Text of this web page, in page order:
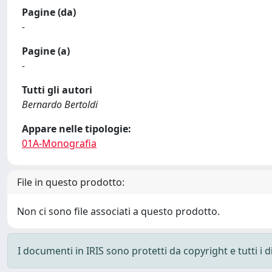
Pagine (da)
-
Pagine (a)
-
Tutti gli autori
Bernardo Bertoldi
Appare nelle tipologie:
01A-Monografia
File in questo prodotto:
Non ci sono file associati a questo prodotto.
I documenti in IRIS sono protetti da copyright e tutti i